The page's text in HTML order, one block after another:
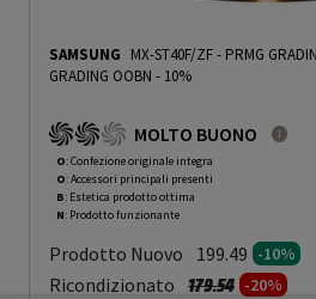
SAMSUNG MX-ST40F/ZF - PRMG
GRADING OOBN - 10%
MOLTO BUONO
O: Confezione originale integra
O: Accessori principali presenti
B: Estetica prodotto ottima
N: Prodotto funzionante
Prodotto Nuovo 199.49 -10%
Ricondizionato Prezzo ridotto da
179.54a-20%